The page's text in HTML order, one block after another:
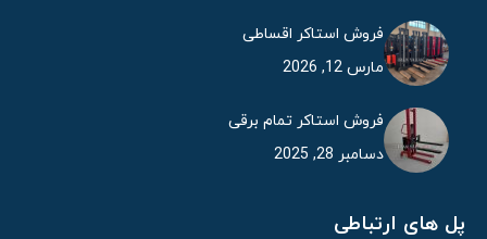
فروش استاکر اقساطی
مارس 12, 2026
فروش استاکر تمام برقی
دسامبر 28, 2025
پل های ارتباطی